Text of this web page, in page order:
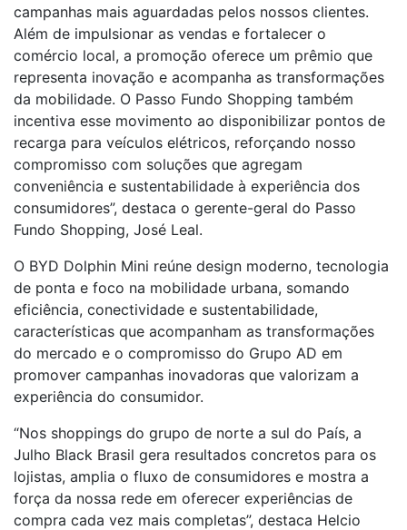
campanhas mais aguardadas pelos nossos clientes.
Além de impulsionar as vendas e fortalecer o
comércio local, a promoção oferece um prêmio que
representa inovação e acompanha as transformações
da mobilidade. O Passo Fundo Shopping também
incentiva esse movimento ao disponibilizar pontos de
recarga para veículos elétricos, reforçando nosso
compromisso com soluções que agregam
conveniência e sustentabilidade à experiência dos
consumidores”, destaca o gerente-geral do Passo
Fundo Shopping, José Leal.
O BYD Dolphin Mini reúne design moderno, tecnologia
de ponta e foco na mobilidade urbana, somando
eficiência, conectividade e sustentabilidade,
características que acompanham as transformações
do mercado e o compromisso do Grupo AD em
promover campanhas inovadoras que valorizam a
experiência do consumidor.
“Nos shoppings do grupo de norte a sul do País, a
Julho Black Brasil gera resultados concretos para os
lojistas, amplia o fluxo de consumidores e mostra a
força da nossa rede em oferecer experiências de
compra cada vez mais completas”, destaca Helcio